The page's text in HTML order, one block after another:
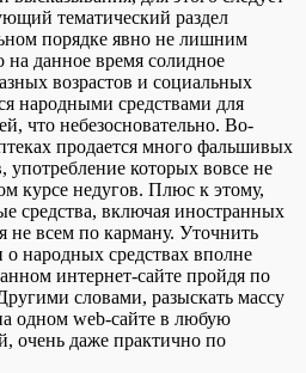
тематический раздел
порядке явно не лишним
на данное время солидное
возрастов и социальных
народными средствами для
что небезосновательно. Во-
продается много фальшивых
употребление которых вовсе не
курсе недугов. Плюс к этому,
средства, включая иностранных
не всем по карману. Уточнить
народных средствах вполне
интернет-сайте пройдя по
словами, разыскать массу
одном web-сайте в любую
очень даже практично по